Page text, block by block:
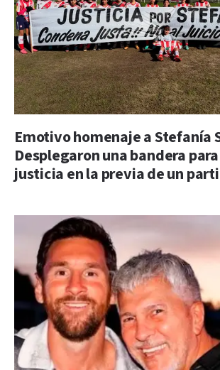
Emotivo homenaje a Stefanía
Desplegaron una bandera
justicia en la previa de un